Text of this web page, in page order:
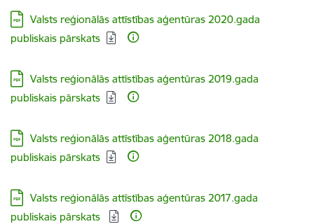
Lejupielādēt:
Valsts reģionālās attīstības aģentūras 2020.gada
publiskais pārskats
Lejupielādēt:
Valsts reģionālās attīstības aģentūras 2019.gada
publiskais pārskats
Lejupielādēt:
Valsts reģionālās attīstības aģentūras 2018.gada
publiskais pārskats
Lejupielādēt:
Valsts reģionālās attīstības aģentūras 2017.gada
publiskais pārskats